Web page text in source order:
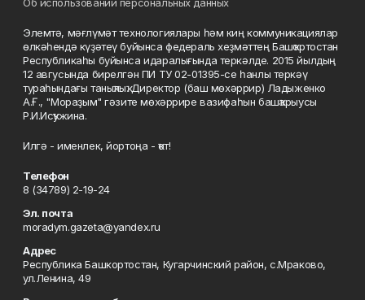
Элемтә, мәғлүмәт технологиялары һәм киң коммуникациялар
өлкәһендә күҙәтеү буйынса федераль хеҙмәттең Башҡортостан
Республикаһы буйынса идаралығында теркәлде. 2015 йылдың
12 авгусында бирелгән ПИ ТУ 02-01395-се һанлы теркәү
тураһындағы таныҡлыҡ. Директор (баш мөхәррир) Ладыженко
А.Ғ., "Мораҙым" гәзите мөхәррире вазифаһын башҡарыусы
Р.И.Исҡужина.
Илгә - именлек, йортоңа - ҡот!
Телефон
8 (34789) 2-19-24
Эл. почта
moradym.gazeta@yandex.ru
Адрес
Республика Башкортостан, Кугарчинский район, с.Мраково,
ул.Ленина, 49